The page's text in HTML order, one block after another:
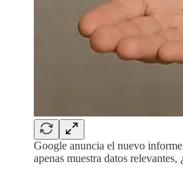
Google anuncia el nuevo
apenas muestra datos